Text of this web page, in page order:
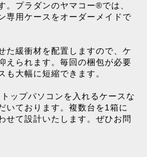
。プラダンのヤマコー®では、
専用ケースをオーダーメイドで
た緩衝材を配置しますので、ケ
えられます。毎回の梱包が必要
も大幅に短縮できます。
ップパソコンを入れるケースな
いております。複数台を1箱に
せて設計いたします。ぜひお問